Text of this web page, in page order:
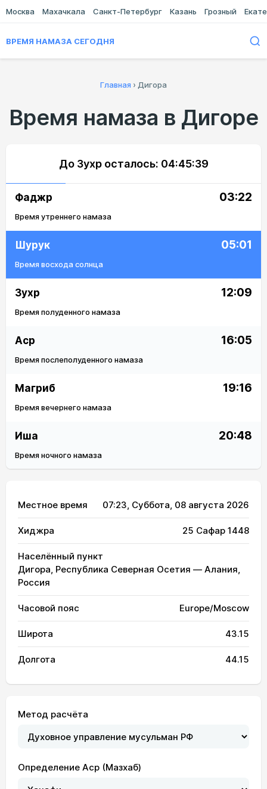
Москва Махачкала Санкт-Петербург Казань Грозный
ВРЕМЯ НАМАЗА СЕГОДНЯ
Главная › Дигора
Время намаза в Дигоре
До Зухр осталось: 04:45:39
Фаджр 03:22
Время утреннего намаза
Шурук 05:01
Время восхода солнца
Зухр 12:09
Время полуденного намаза
Аср 16:05
Время послеполуденного намаза
Магриб 19:16
Время вечернего намаза
Иша 20:48
Время ночного намаза
Местное время 07:23, Суббота, 08 августа 2026
Хиджра 25 Сафар 1448
Населённый пункт
Дигора, Республика Северная Осетия — Алания,
Россия
Часовой пояс Europe/Moscow
Широта 43.15
Долгота 44.15
Метод расчёта
Определение Аср (Мазхаб)